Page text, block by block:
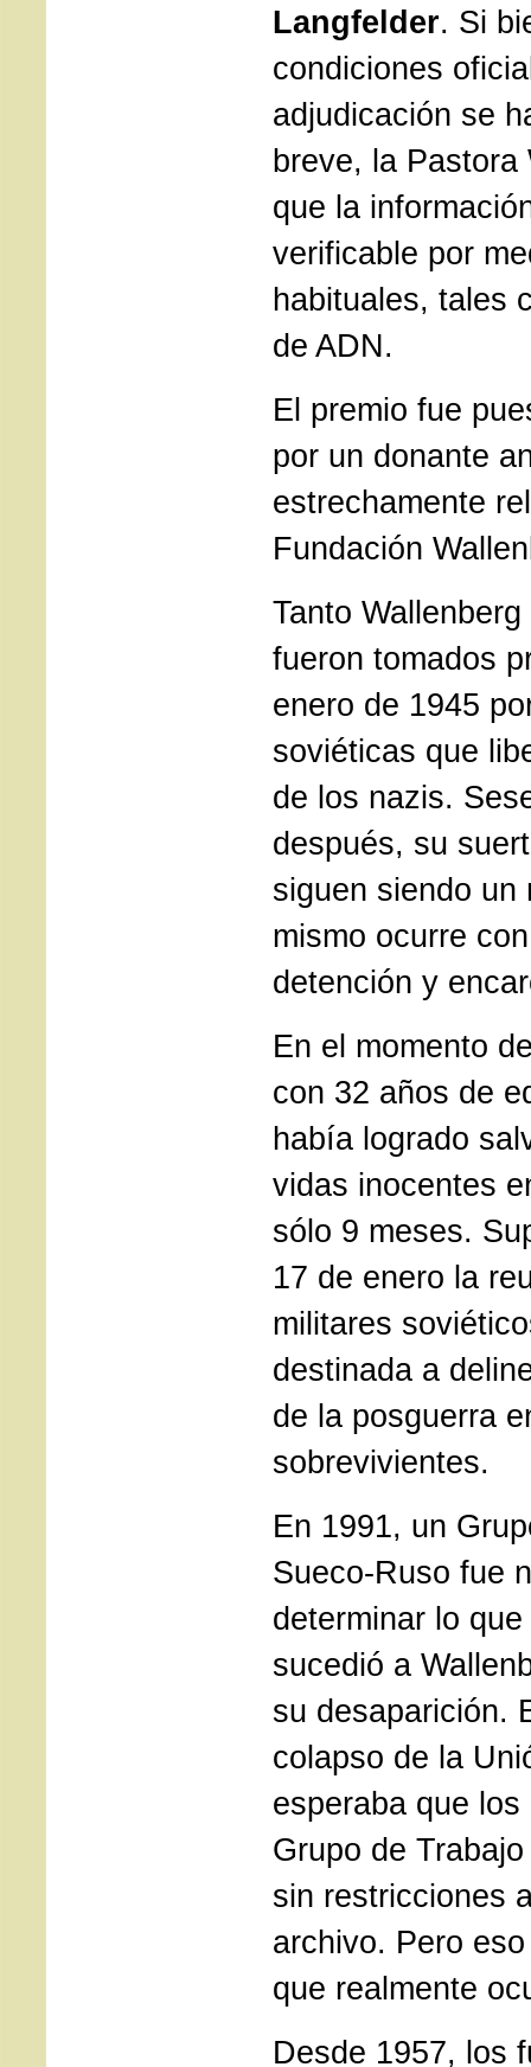
Langfelder. Si
condiciones
adjudicación se
breve, la Pastora
que la
verificable por
habituales, tales
de ADN.
El premio fue
por un donante
estrechamente
Fundación
Tanto
fueron tomados
enero de 1945
soviéticas que
de los nazis.
después, su
siguen siendo un
mismo ocurre
detención y
En el momento
con 32 años de
había logrado
vidas inocentes
sólo 9 meses.
17 de enero la
militares
destinada a
de la posguerra
sobrevivientes.
En 1991, un
Sueco-Ruso fue
determinar lo
sucedió a
su desaparición.
colapso de la
esperaba que
Grupo de
sin restricciones
archivo. Pero
que realmente
Desde 1957, los